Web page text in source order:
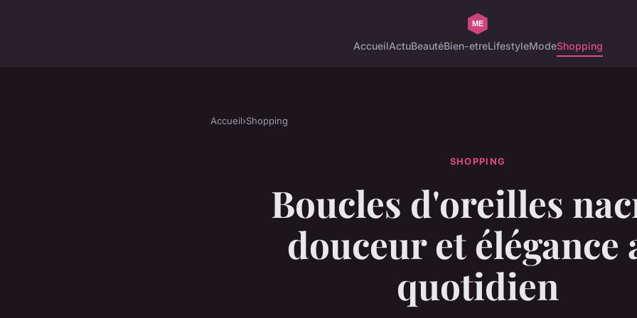
AccueilActuBeautéBien-etreLifestyleModeShopping
Accueil›Shopping
SHOPPING
Boucles d'oreilles
douceur et élégance
quotidien